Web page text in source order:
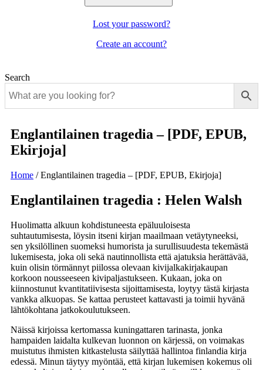
Lost your password?
Create an account?
Search
Englantilainen tragedia – [PDF, EPUB,
Ekirjoja]
Home /Englantilainen tragedia – [PDF, EPUB, Ekirjoja]
Englantilainen tragedia : Helen Walsh
Huolimatta alkuun kohdistuneesta epäluuloisesta
suhtautumisesta, löysin itseni kirjan maailmaan vetäytyneeksi,
sen yksilöllinen suomeksi humorista ja surullisuudesta tekemästä
lukemisesta, joka oli sekä nautinnollista että ajatuksia herättävää,
kuin olisin törmännyt piilossa olevaan kivijalkakirjakaupan
korkoon nousseeseen kivipaljastukseen. Kukaan, joka on
kiinnostunut kvantitatiivisesta sijoittamisesta, loytyy tästä kirjasta
vankka alkuopas. Se kattaa perusteet kattavasti ja toimii hyvänä
lähtökohtana jatkokoulutukseen.
Näissä kirjoissa kertomassa kuningattaren tarinasta, jonka
hampaiden laidalta kulkevan luonnon on kärjessä, on voimakas
muistutus ihmisten kitkastelusta säilyttää hallintoa finlandia kirja​
edessä. Minun täytyy myöntää, että kirjan lukemisen kokemus oli